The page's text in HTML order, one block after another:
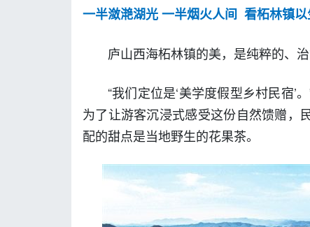
一半潋滟湖光 一半烟火人间 看柘林镇
庐山西海柘林镇的美，是纯粹的、
“我们定位是‘美学度假型乡村民宿
为了让游客沉浸式感受这份自然馈赠，
配的甜点是当地野生的花果茶。